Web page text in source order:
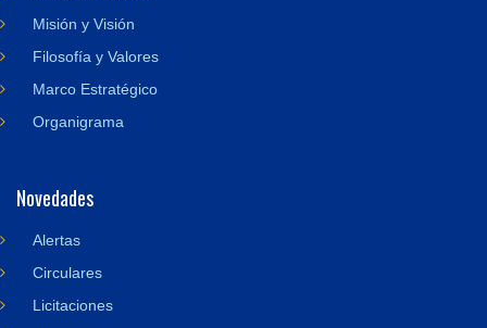
Misión y Visión
Filosofía y Valores
Marco Estratégico
Organigrama
Novedades
Alertas
Circulares
Licitaciones